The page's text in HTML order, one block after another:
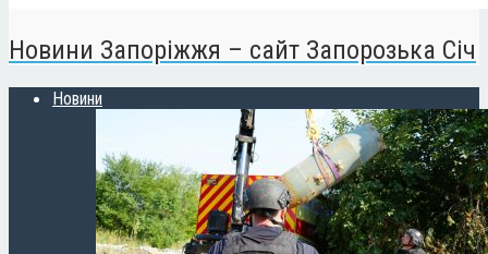
Новини Запоріжжя – сайт Запорозька Січ
Новини